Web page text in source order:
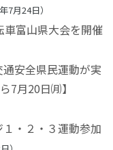
7月24日
富山県大会を開催
安全県民運動が実
7月20日㈪】
・２・３運動参加